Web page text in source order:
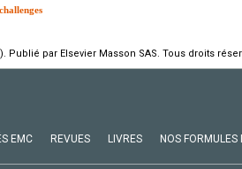
Publié par Elsevier Masson SAS. Tous droits
EMC REVUES LIVRES NOS